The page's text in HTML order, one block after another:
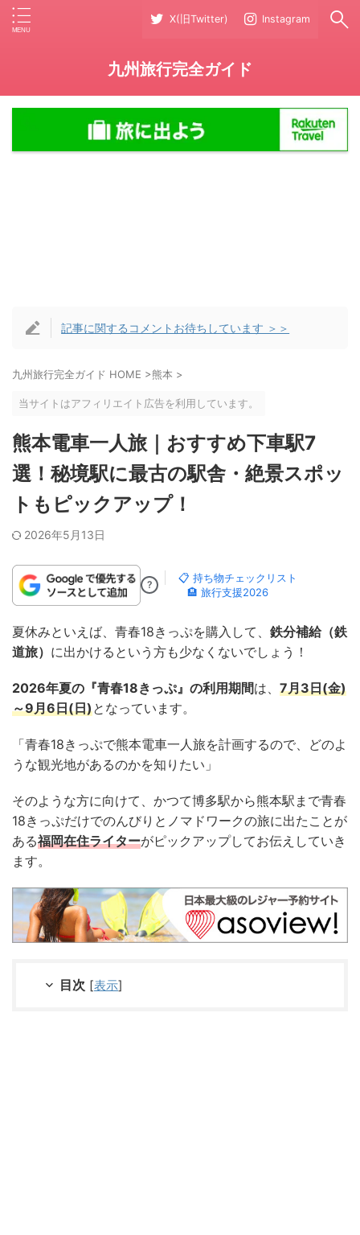
X(旧Twitter) Instagram
九州旅行完全ガイド
記事に関するコメントお待ちしています ＞＞
九州旅行完全ガイド HOME >熊本 >
当サイトはアフィリエイト広告を利用しています。
熊本電車一人旅｜おすすめ下車駅7
選！秘境駅に最古の駅舎・絶景スポッ
トもピックアップ！
2026年5月13日
?
📋 持ち物チェックリスト
🏨 旅行支援2026
夏休みといえば、青春18きっぷを購入して、 鉄分補給（鉄
道旅） に出かけるという方も少なくないでしょう！
2026年夏の『青春18きっぷ』の利用期間は、 7月3日(金)
～9月6日(日)となっています。
「青春18きっぷで熊本電車一人旅を計画するので、どのよ
うな観光地があるのかを知りたい」
そのような方に向けて、かつて博多駅から熊本駅まで青春
18きっぷだけでのんびりとノマドワークの旅に出たことが
ある福岡在住ライターがピックアップしてお伝えしていき
ます。
目次 [表示]